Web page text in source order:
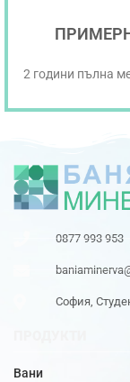
2 години пълна
0877 993 953
София,
Вани